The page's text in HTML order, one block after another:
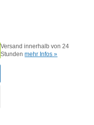
Versand innerhalb von 24
Stundenmehr Infos »